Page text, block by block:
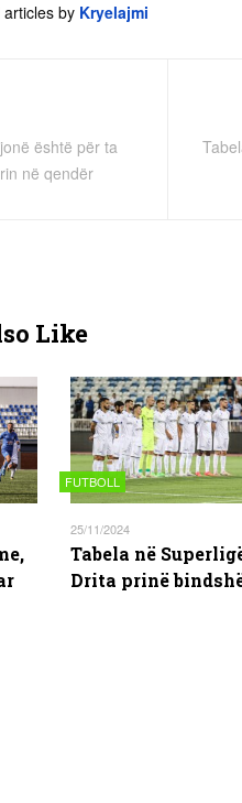
articles by Kryelajmi
është për ta
në qendër
Like
FUTBOLL
25/11/2024
Tabela në
Drita prinë